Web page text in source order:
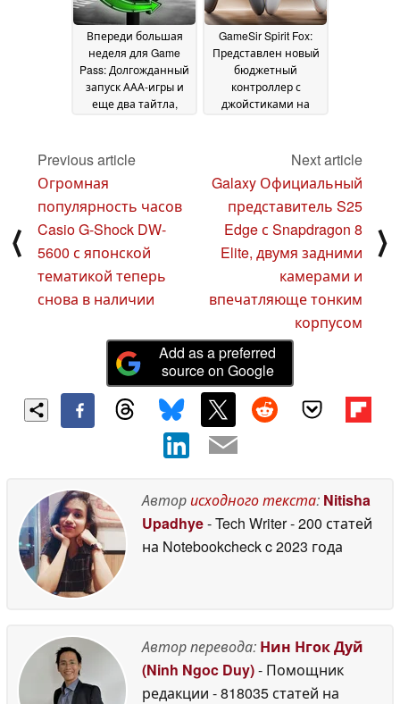
2025
Впереди большая
неделя для Game
Pass: Долгожданный
запуск ААА-игры и
еще два тайтла,
May 2025
GameSir Spirit Fox:
Представлен новый
бюджетный
контроллер с
джойстиками на
⟨
Previous article
Огромная
популярность часов
Casio G-Shock DW-
5600 с японской
тематикой теперь
снова в наличии
Next article
Galaxy Официальный
представитель S25
Edge с Snapdragon 8
Elite, двумя задними
камерами и
впечатляюще тонким
корпусом
⟩
Add as a preferred
source on Google
Авторисходного текста: Nitisha
Upadhye- Tech Writer- 200 статей
на Notebookcheckc 2023 года
Автор перевода: Нин Нгок Дуй
(Ninh Ngoc Duy)- Помощник
редакции - 818035 статей на